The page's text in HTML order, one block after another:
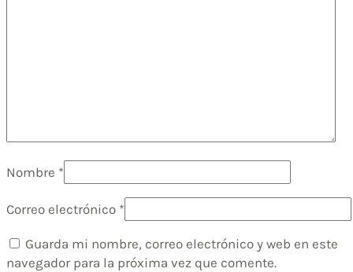
Nombre *
Correo electrónico *
Guarda mi nombre, correo electrónico y web en este
navegador para la próxima vez que comente.